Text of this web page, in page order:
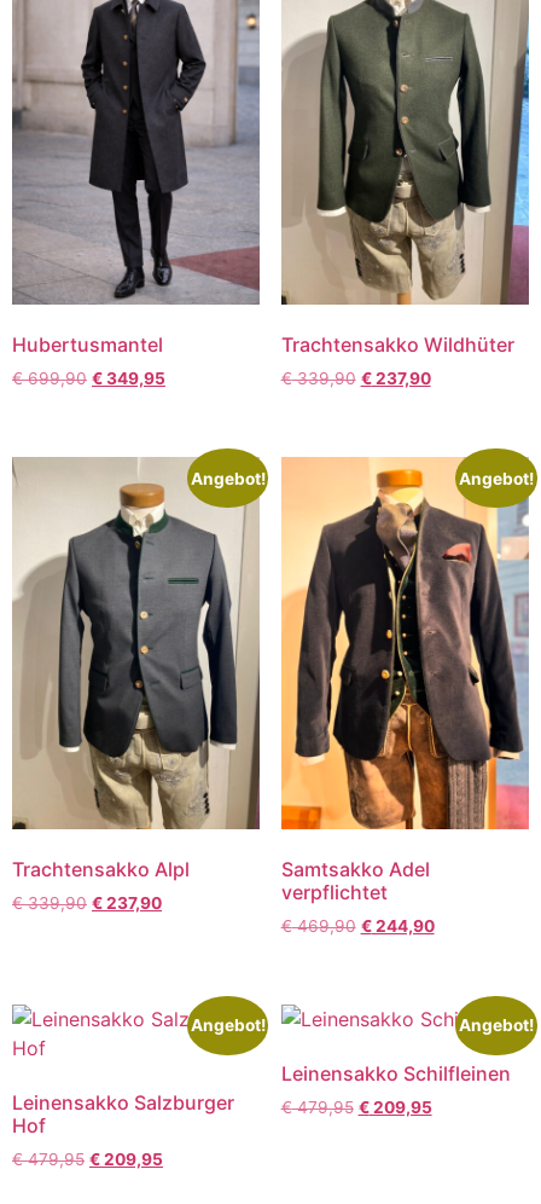
Hubertusmantel
€699,90 €349,95
Trachtensakko Wildhüter
€339,90 €237,90
Angebot!
Trachtensakko Alpl
€339,90 €237,90
Angebot!
Samtsakko Adel
verpflichtet
€469,90 €244,90
Angebot!
Leinensakko Salzburger
Hof
€479,95 €209,95
Angebot!
Leinensakko Schilfleinen
€479,95 €209,95